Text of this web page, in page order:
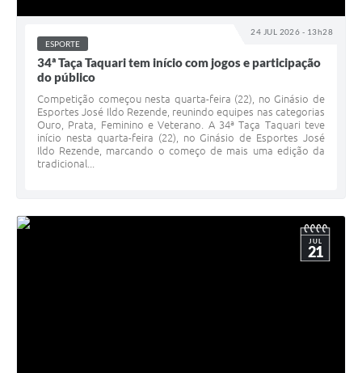
24 JUL 2026 - 13h28
ESPORTE
34ª Taça Taquari tem início com jogos e participação
do público
Competição começou nesta quarta-feira (22), no Ginásio de
Esportes José Ildo Rezende, reunindo equipes nas categorias
Ouro, Prata, Feminino e Veterano. A 34ª Taça Taquari teve
início nesta quarta-feira (22), no Ginásio de Esportes José
Ildo Rezende, marcando o começo de mais uma edição da
tradicional...
JUL
21